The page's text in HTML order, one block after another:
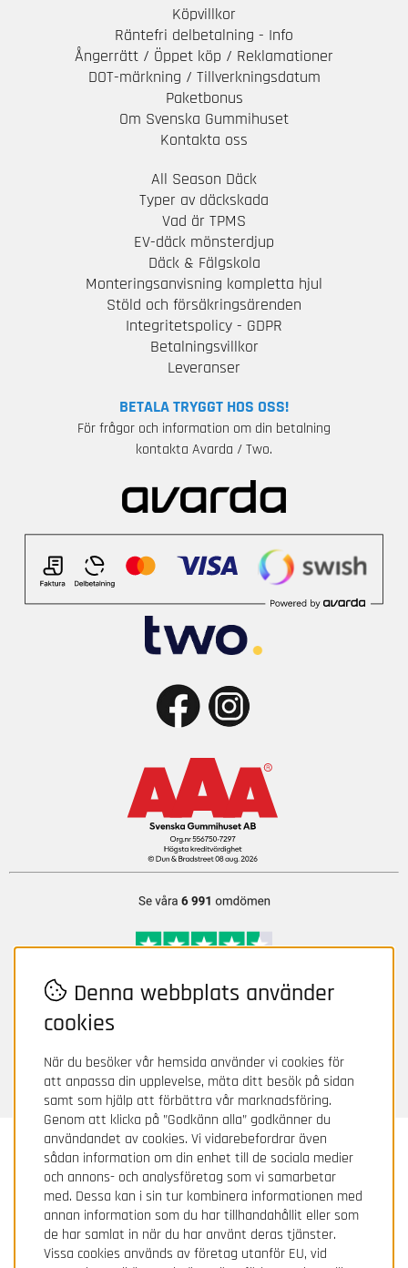
Köpvillkor
Räntefri delbetalning - Info
Ångerrätt / Öppet köp / Reklamationer
DOT-märkning / Tillverkningsdatum
Paketbonus
Om Svenska Gummihuset
Kontakta oss
All Season Däck
Typer av däckskada
Vad är TPMS
EV-däck mönsterdjup
Däck & Fälgskola
Monteringsanvisning kompletta hjul
Stöld och försäkringsärenden
Integritetspolicy - GDPR
Betalningsvillkor
Leveranser
BETALA TRYGGT HOS OSS!
För frågor och information om din betalning
kontakta Avarda / Two.
Svenska Gummihuset AB
Box 339, Fabriksgatan 6, 631 05 Eskilstuna / SWEDEN
Order/Kundtjänst: 0771 - 977 977
Epost: kundtjanst@gummihuset.se
Denna webbplats använder
cookies
När du besöker vår hemsida använder vi cookies för
att anpassa din upplevelse, mäta ditt besök på sidan
samt som hjälp att förbättra vår marknadsföring.
Genom att klicka på ”Godkänn alla” godkänner du
användandet av cookies. Vi vidarebefordrar även
sådan information om din enhet till de sociala medier
och annons- och analysföretag som vi samarbetar
med. Dessa kan i sin tur kombinera informationen med
annan information som du har tillhandahållit eller som
de har samlat in när du har använt deras tjänster.
Vissa cookies används av företag utanför EU, vid